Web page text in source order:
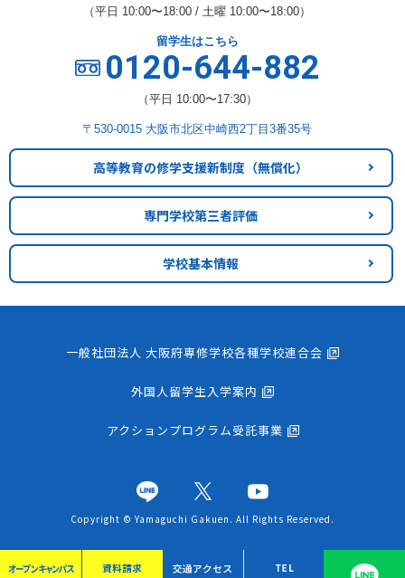
（平日 10:00〜18:00 / 土曜 10:00〜18:00）
留学生はこちら
0120-644-882
（平日 10:00〜17:30）
〒530-0015 大阪市北区中崎西2丁目3番35号
高等教育の修学支援新制度 （無償化）
専門学校第三者評価
学校基本情報
一般社団法人 大阪府専修学校各種学校連合会
外国人留学生入学案内
アクションプログラム受託事業
Copyright © Yamaguchi Gakuen. All Rights Reserved.